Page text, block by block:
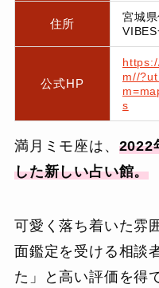
住所
宮城
公式HP
m//
s
満月ミモ座は、 2022
した新しい占い館。
可愛く落ち着いた雰
面鑑定を受ける相談
た」と高い評価を得